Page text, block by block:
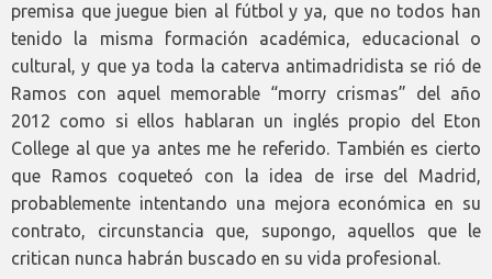
premisa que juegue bien al fútbol y ya, que no todos han
tenido la misma formación académica, educacional o
cultural, y que ya toda la caterva antimadridista se rió de
Ramos con aquel memorable “morry crismas” del año
2012 como si ellos hablaran un inglés propio del Eton
College al que ya antes me he referido. También es cierto
que Ramos coqueteó con la idea de irse del Madrid,
probablemente intentando una mejora económica en su
contrato, circunstancia que, supongo, aquellos que le
critican nunca habrán buscado en su vida profesional.